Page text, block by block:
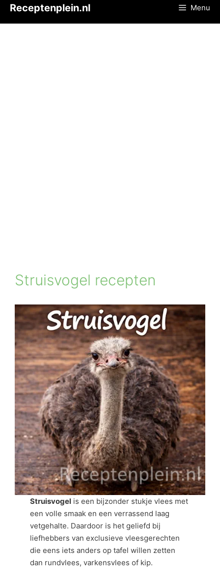
Receptenplein.nl Menu
Struisvogel recepten
Struisvogel is een bijzonder stukje vlees met
een volle smaak en een verrassend laag
vetgehalte. Daardoor is het geliefd bij
liefhebbers van exclusieve vleesgerechten
die eens iets anders op tafel willen zetten
dan rundvlees, varkensvlees of kip.